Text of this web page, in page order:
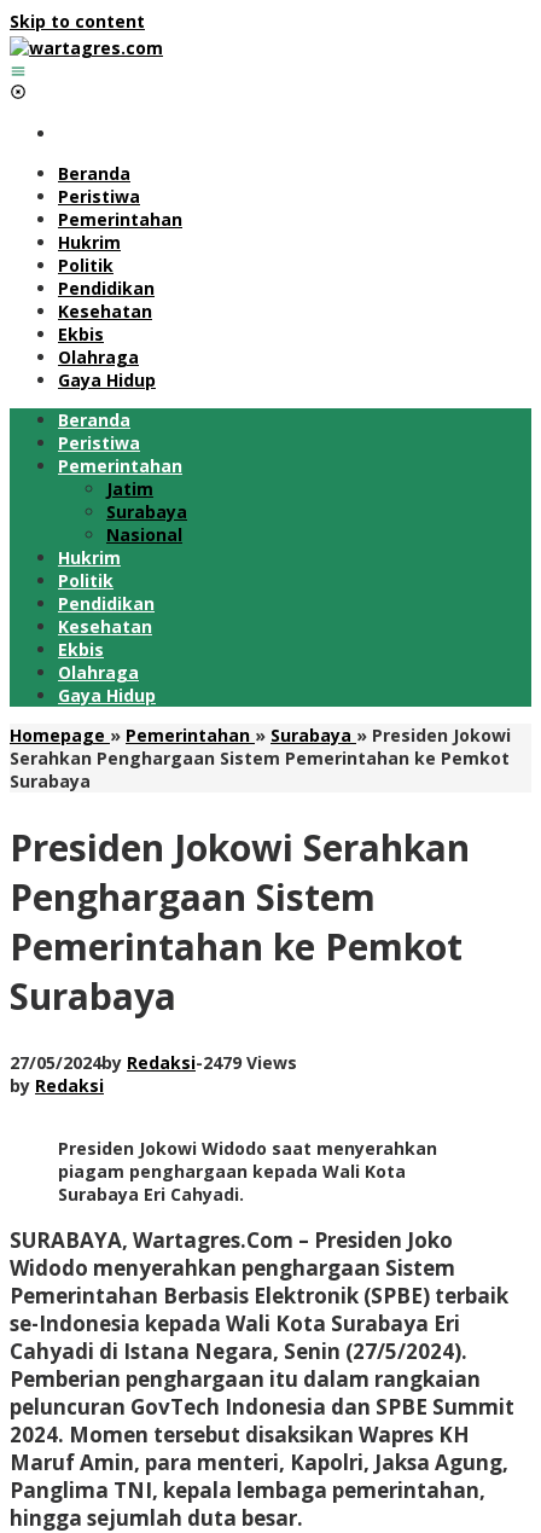
Skip to content
Beranda
Peristiwa
Pemerintahan
Hukrim
Politik
Pendidikan
Kesehatan
Ekbis
Olahraga
Gaya Hidup
Beranda
Peristiwa
Pemerintahan
Jatim
Surabaya
Nasional
Hukrim
Politik
Pendidikan
Kesehatan
Ekbis
Olahraga
Gaya Hidup
Homepage » Pemerintahan » Surabaya » Presiden Jokowi
Serahkan Penghargaan Sistem Pemerintahan ke Pemkot
Surabaya
Presiden Jokowi Serahkan
Penghargaan Sistem
Pemerintahan ke Pemkot
Surabaya
27/05/2024by Redaksi-2479 Views
by Redaksi
Presiden Jokowi Widodo saat menyerahkan
piagam penghargaan kepada Wali Kota
Surabaya Eri Cahyadi.
SURABAYA, Wartagres.Com – Presiden Joko
Widodo menyerahkan penghargaan Sistem
Pemerintahan Berbasis Elektronik (SPBE) terbaik
se-Indonesia kepada Wali Kota Surabaya Eri
Cahyadi di Istana Negara, Senin (27/5/2024).
Pemberian penghargaan itu dalam rangkaian
peluncuran GovTech Indonesia dan SPBE Summit
2024. Momen tersebut disaksikan Wapres KH
Maruf Amin, para menteri, Kapolri, Jaksa Agung,
Panglima TNI, kepala lembaga pemerintahan,
hingga sejumlah duta besar.